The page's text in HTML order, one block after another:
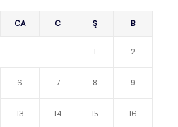
CA C Ş B
1 2
6 7 8 9
13 14 15 16